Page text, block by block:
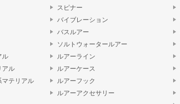
ル
アル
マテリアル
スピナー
バイブレーション
バスルアー
ソルトウォータールアー
ルアーライン
ルアーケース
ルアーフック
ルアーアクセサリー